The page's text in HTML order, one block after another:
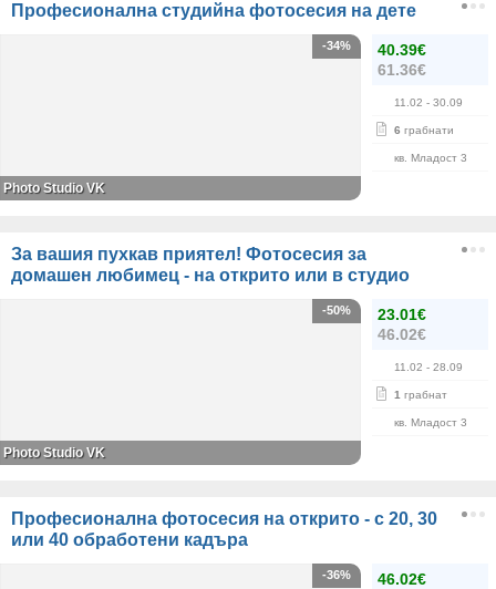
Професионална студийна фотосесия на дете
40.39€
61.36€
11.02 - 30.09
6 грабнати
кв. Младост 3
-34%
Photo Studio VK
За вашия пухкав приятел! Фотосесия за
домашен любимец - на открито или в студио
23.01€
46.02€
11.02 - 28.09
1 грабнат
кв. Младост 3
-50%
Photo Studio VK
Професионална фотосесия на открито - с 20, 30
или 40 обработени кадъра
46.02€
-36%